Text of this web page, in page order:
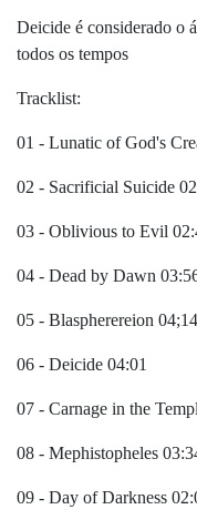
Deicide é considerado o
todos os tempos
Tracklist:
01 - Lunatic of God's
02 - Sacrificial Suicide
03 - Oblivious to Evil
04 - Dead by Dawn
05 - Blaspherereion 04;14
06 - Deicide 04:01
07 - Carnage in the
08 - Mephistopheles
09 - Day of Darkness